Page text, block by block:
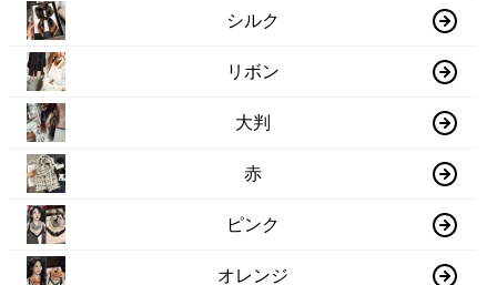
シルク
リボン
大判
赤
ピンク
オレンジ